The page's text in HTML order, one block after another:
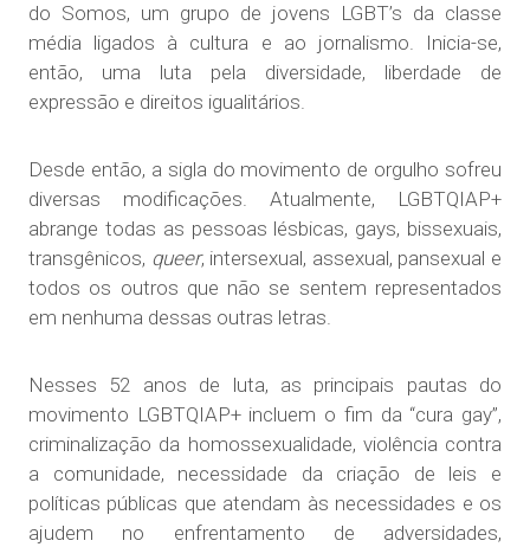
do Somos, um grupo de jovens LGBT’s da classe
média ligados à cultura e ao jornalismo. Inicia-se,
então, uma luta pela diversidade, liberdade de
expressão e direitos igualitários.
Desde então, a sigla do movimento de orgulho sofreu
diversas modificações. Atualmente, LGBTQIAP+
abrange todas as pessoas lésbicas, gays, bissexuais,
transgênicos, queer, intersexual, assexual, pansexual e
todos os outros que não se sentem representados
em nenhuma dessas outras letras.
Nesses 52 anos de luta, as principais pautas do
movimento LGBTQIAP+ incluem o fim da “cura gay”,
criminalização da homossexualidade, violência contra
a comunidade, necessidade da criação de leis e
políticas públicas que atendam às necessidades e os
ajudem no enfrentamento de adversidades,